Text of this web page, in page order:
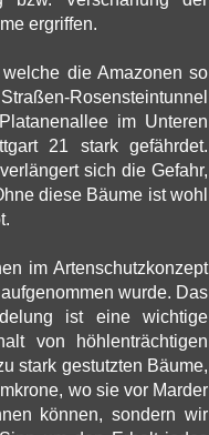
ergriffen.
die Amazonen so
Rosensteintunnel
im Unteren
21 stark gefährdet.
sich die Gefahr,
diese Bäume ist wohl
im Artenschutzkonzept
wurde. Das
ist eine wichtige
von höhlenträchtigen
stark gestutzten Bäume,
wo sie vor Marder
können, sondern wir